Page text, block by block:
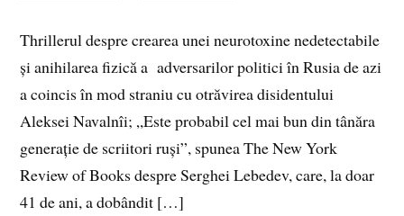
Thrillerul despre crearea unei neurotoxine nedetectabile
și anihilarea fizică a adversarilor politici în Rusia de azi
a coincis în mod straniu cu otrăvirea disidentului
Aleksei Navalnîi; „Este probabil cel mai bun din tânăra
generație de scriitori ruși”, spunea The New York
Review of Books despre Serghei Lebedev, care, la doar
41 de ani, a dobândit […]